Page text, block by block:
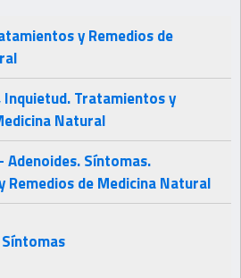
y Remedios de
Tratamientos y
Natural
Adenoides. Síntomas.
Remedios de Medicina Natural